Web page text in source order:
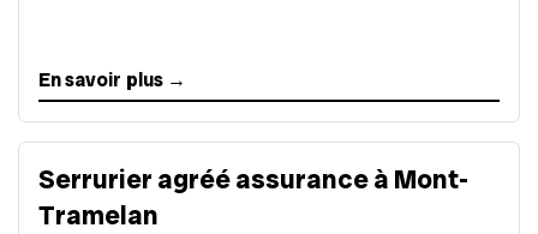
En savoir plus →
Serrurier agréé assurance à Mont-
Tramelan